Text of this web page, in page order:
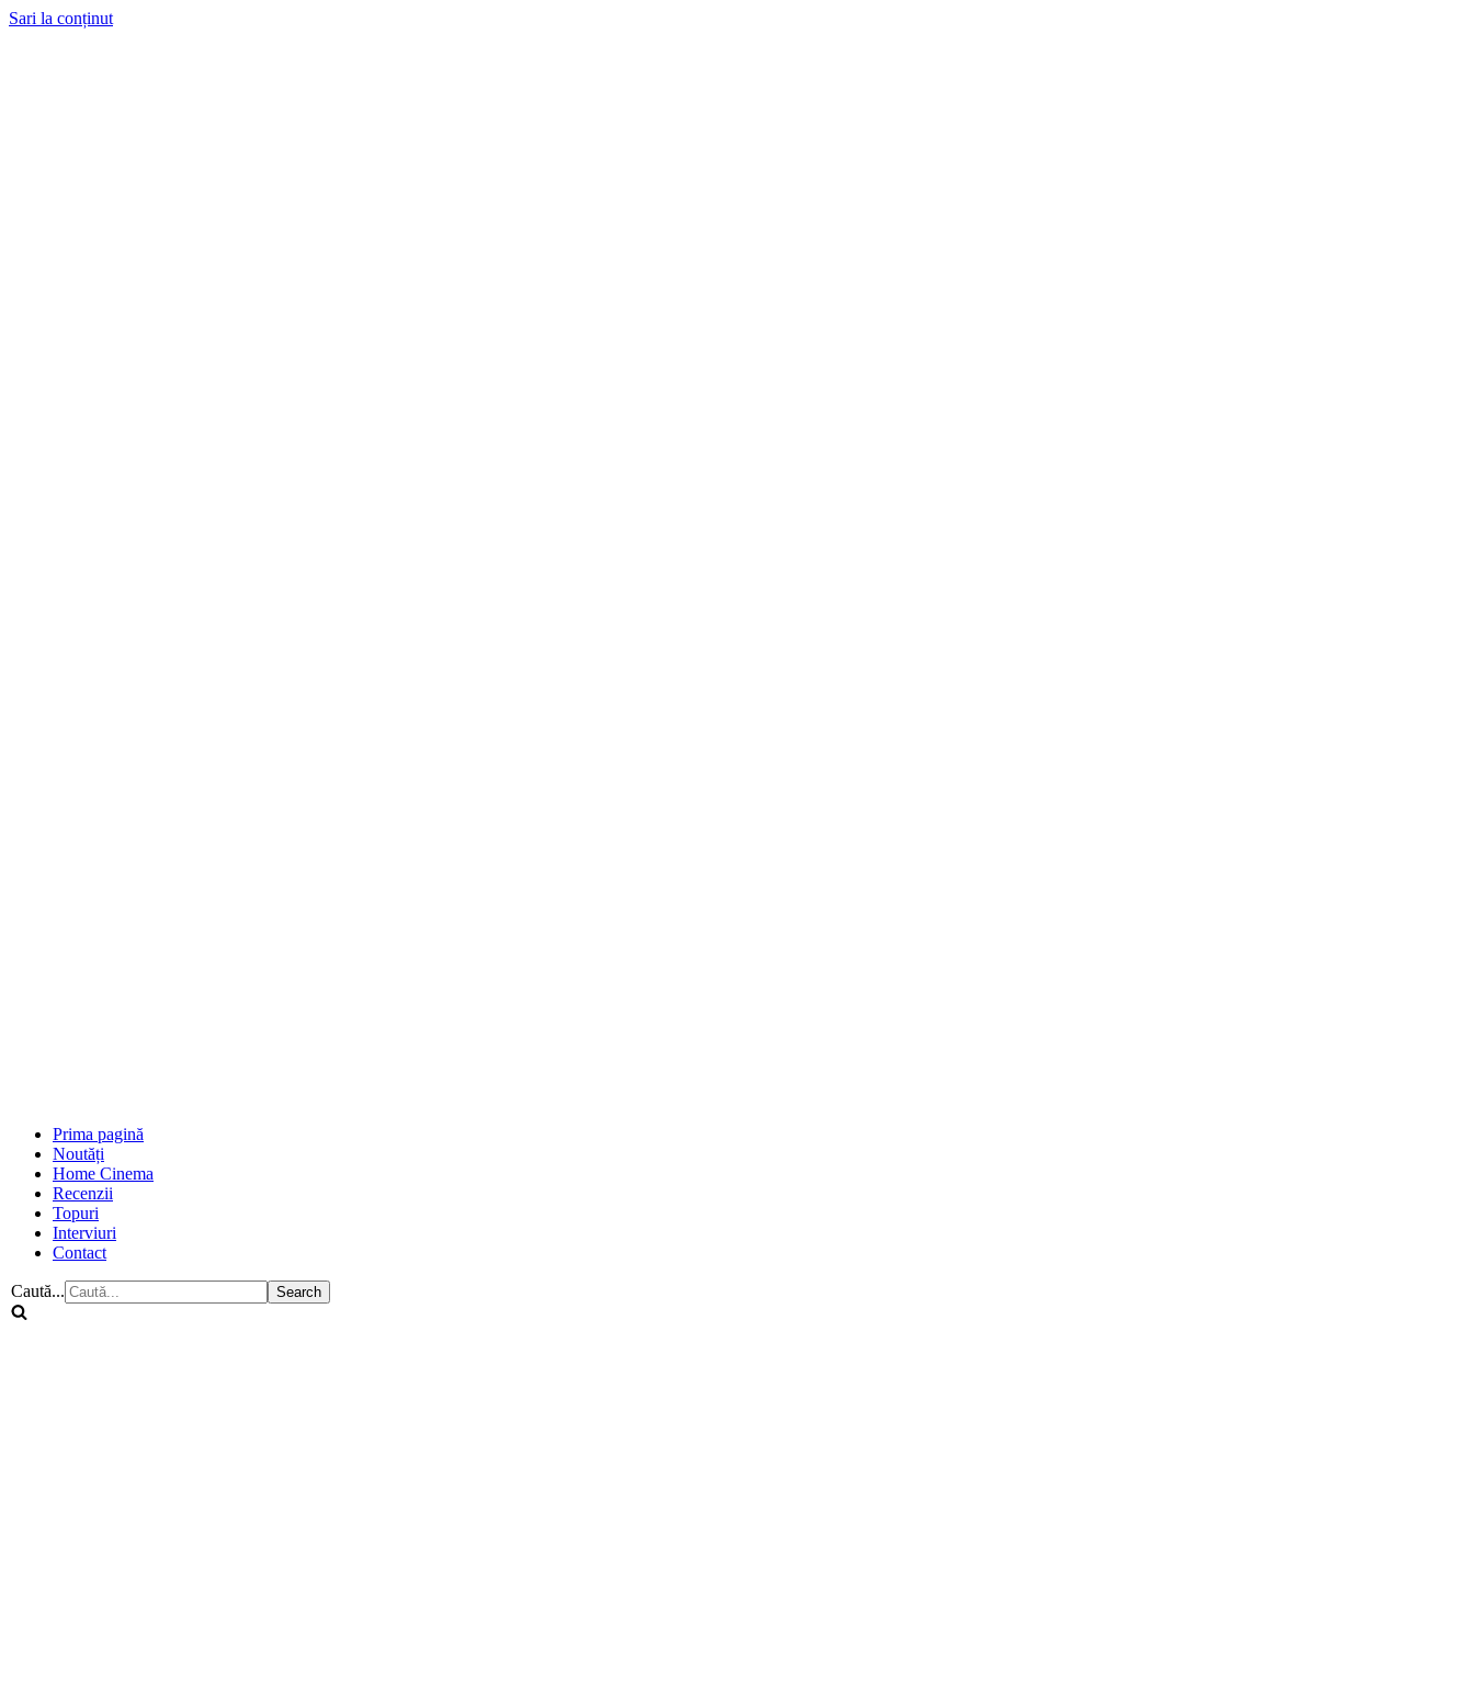
Sari la conținut
Prima pagină
Noutăți
Home Cinema
Recenzii
Topuri
Interviuri
Contact
Caută...